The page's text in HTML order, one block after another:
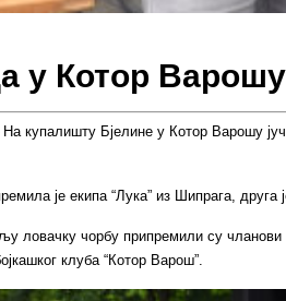
у Котор
На купалишту Бјелине у Котор Варошу
је екипа “Лука” из Шипрага,
ловачку чорбу припремили су
клуба “Котор Варош”.